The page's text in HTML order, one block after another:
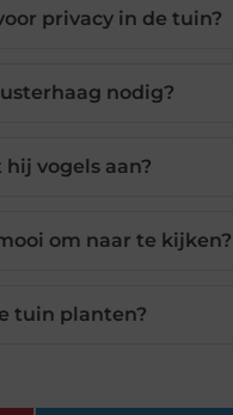
privacy in de tuin?
nodig?
vogels aan?
om naar te kijken?
tuin planten?